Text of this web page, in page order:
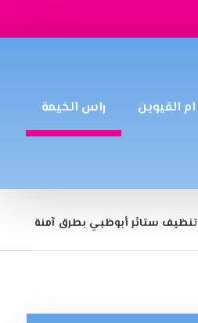
ام القيوين راس الخيمة
تنظيف ستائر أبوظبي بطرق آمنة